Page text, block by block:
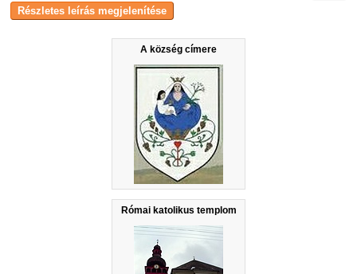
A község címere
Római katolikus templom